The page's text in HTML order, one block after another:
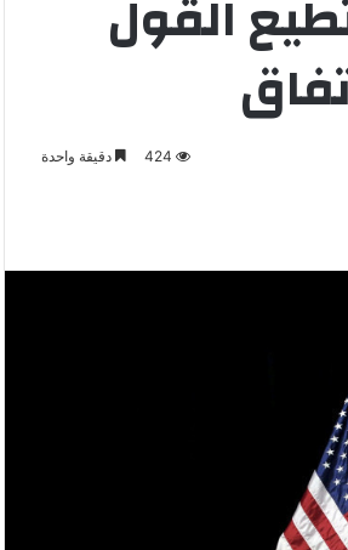
القول
424 دقيقة واحدة